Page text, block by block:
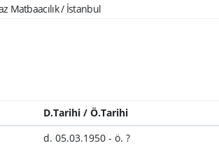
Matbaacılık / İstanbul
D.Tarihi / Ö.Tarihi
d. 05.03.1950 - ö. ?